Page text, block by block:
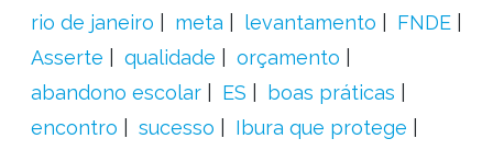
rio de janeiro
meta levantamento
FNDE
Asserte
qualidade
orçamento
abandono escolar
ES
boas práticas
encontro
sucesso
Ibura que protege